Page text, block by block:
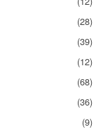
(28)
(39)
(12)
(68)
(36)
(9)